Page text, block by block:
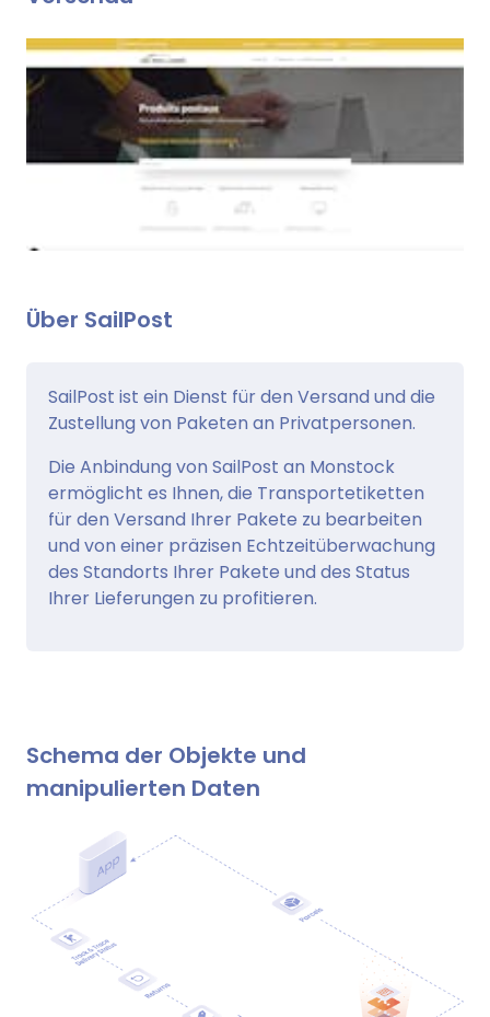
Über SailPost
SailPost ist ein Dienst für den Versand und die
Zustellung von Paketen an Privatpersonen.
Die Anbindung von SailPost an Monstock
ermöglicht es Ihnen, die Transportetiketten
für den Versand Ihrer Pakete zu bearbeiten
und von einer präzisen Echtzeitüberwachung
des Standorts Ihrer Pakete und des Status
Ihrer Lieferungen zu profitieren.
Schema der Objekte und
manipulierten Daten